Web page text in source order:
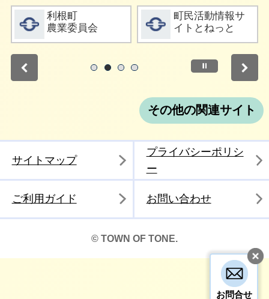
お問合せ
詳細をみる
利根町
農業委員会
詳細をみる
町民活動情報サ
イトとねっと
停止
その他の関連サイト
サイトマップ
プライバシーポリシ
ー
ご利用ガイド お問い合わせ
© TOWN OF TONE.